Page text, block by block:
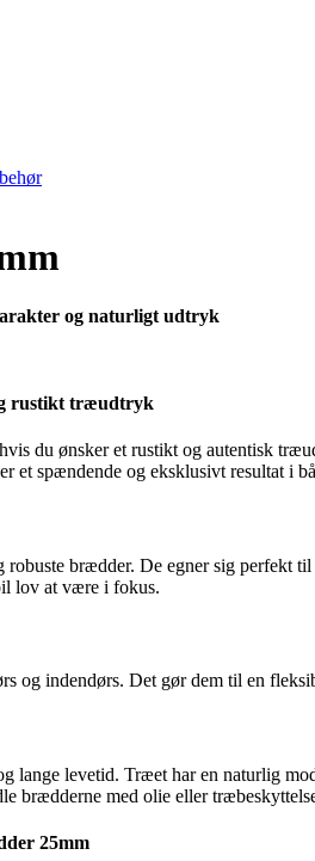
og naturligt udtryk
rustikt træudtryk
du ønsker et rustikt og autentisk
et spændende og eksklusivt resultat i
robuste brædder. De egner sig
lov at være i fokus.
og indendørs. Det gør dem til en
lange levetid. Træet har en naturlig
brædderne med olie eller
25mm